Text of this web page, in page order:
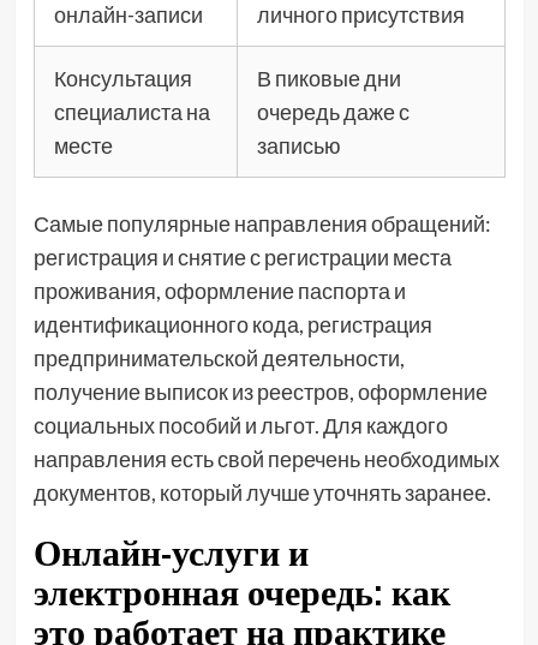
онлайн-записи
личного присутствия
Консультация
специалиста на
месте
В пиковые дни
очередь даже с
записью
Самые популярные направления обращений:
регистрация и снятие с регистрации места
проживания, оформление паспорта и
идентификационного кода, регистрация
предпринимательской деятельности,
получение выписок из реестров, оформление
социальных пособий и льгот. Для каждого
направления есть свой перечень необходимых
документов, который лучше уточнять заранее.
Онлайн-услуги и
электронная очередь: как
это работает на практике